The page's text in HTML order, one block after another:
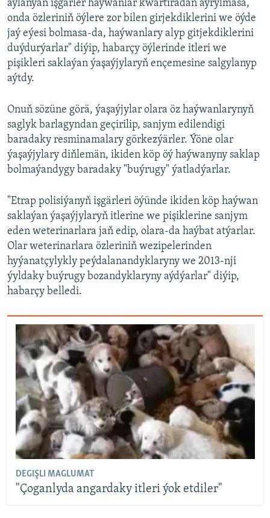
aýlanýan işgärler haýwanlar kwartiradan aýrylmasa,
onda özleriniň öýlere zor bilen girjekdiklerini we öýde
jaý eýesi bolmasa-da, haýwanlary alyp gitjekdiklerini
duýdurýarlar" diýip, habarçy öýlerinde itleri we
pişikleri saklaýan ýaşaýjylaryň ençemesine salgylanyp
aýtdy.
Onuň sözüne görä, ýaşaýjylar olara öz haýwanlarynyň
saglyk barlagyndan geçirilip, sanjym edilendigi
baradaky resminamalary görkezýärler. Ýöne olar
ýaşaýjylary diňlemän, ikiden köp öý haýwanyny saklap
bolmaýandygy baradaky "buýrugy" ýatladýarlar.
"Etrap polisiýanyň işgärleri öýünde ikiden köp haýwan
saklaýan ýaşaýjylaryň itlerine we pişiklerine sanjym
eden weterinarlara jaň edip, olara-da haýbat atýarlar.
Olar weterinarlara özleriniň wezipelerinden
hyýanatçylykly peýdalanandyklaryny we 2013-nji
ýyldaky buýrugy bozandyklaryny aýdýarlar" diýip,
habarçy belledi.
DEGIŞLI MAGLUMAT
"Çoganlyda angardaky itleri ýok etdiler"